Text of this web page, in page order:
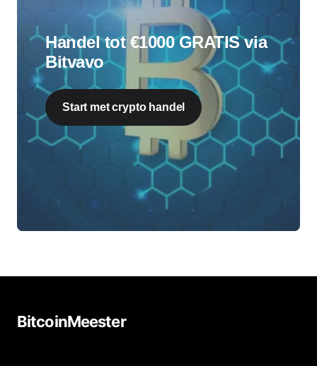
Handel tot €1000 GRATIS via
Bitvavo
Start met crypto handel
BitcoinMeester